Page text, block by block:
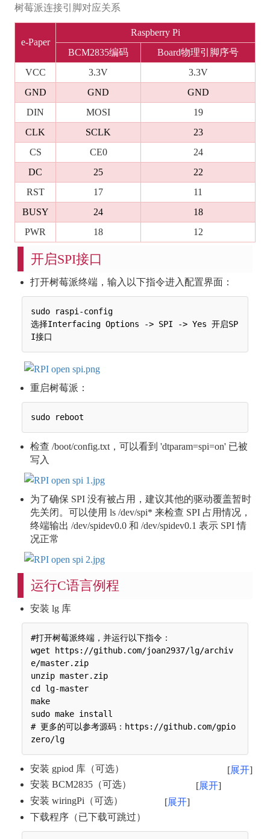
树莓派连接引脚对应关系
e-Paper
Raspberry Pi
BCM2835编码
Board物理引脚序号
VCC
3.3V
3.3V
GND
GND
GND
DIN
MOSI
19
CLK
SCLK
23
CS
CE0
24
DC
25
22
RST
17
11
BUSY
24
18
PWR
18 12
开启SPI接口
打开树莓派终端，输入以下指令进入配置界面：
sudo raspi-config
选择Interfacing Options -> SPI -> Yes 开启SP
重启树莓派：
检查 /boot/config.txt，可以看到 'dtparam=spi=on' 已被
写入
为了确保 SPI 没有被占用，建议其他的驱动覆盖暂时
先关闭。可以使用 ls /dev/spi* 来检查 SPI 占用情况，
终端输出 /dev/spidev0.0 和 /dev/spidev0.1 表示 SPI 情
况正常
运行C语言例程
安装 lg 库
#打开树莓派终端，并运行以下指令：
wget https://github.com/joan2937/lg/archiv
e/master.zip
unzip master.zip
cd lg-master
make
sudo make install
# 更多的可以参考源码：https://github.com/gpio
展开
安装 gpiod 库（可选）
展开
安装 BCM2835（可选）
展开
安装 wiringPi（可选）
下载程序（已下载可跳过）